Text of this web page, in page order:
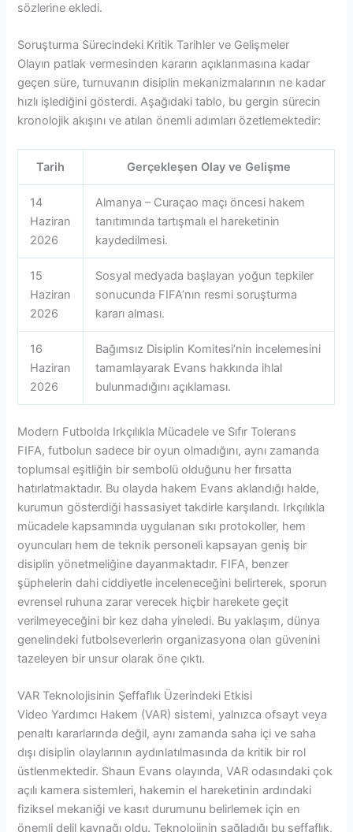
sözlerine ekledi.
Soruşturma Sürecindeki Kritik Tarihler ve Gelişmeler
Olayın patlak vermesinden kararın açıklanmasına kadar
geçen süre, turnuvanın disiplin mekanizmalarının ne kadar
hızlı işlediğini gösterdi. Aşağıdaki tablo, bu gergin sürecin
kronolojik akışını ve atılan önemli adımları özetlemektedir:
Tarih Gerçekleşen Olay ve Gelişme
14
Haziran
2026
Almanya – Curaçao maçı öncesi hakem
tanıtımında tartışmalı el hareketinin
kaydedilmesi.
15
Haziran
2026
Sosyal medyada başlayan yoğun tepkiler
sonucunda FIFA’nın resmi soruşturma
kararı alması.
16
Haziran
2026
Bağımsız Disiplin Komitesi’nin incelemesini
tamamlayarak Evans hakkında ihlal
bulunmadığını açıklaması.
Modern Futbolda Irkçılıkla Mücadele ve Sıfır Tolerans
FIFA, futbolun sadece bir oyun olmadığını, aynı zamanda
toplumsal eşitliğin bir sembolü olduğunu her fırsatta
hatırlatmaktadır. Bu olayda hakem Evans aklandığı halde,
kurumun gösterdiği hassasiyet takdirle karşılandı. Irkçılıkla
mücadele kapsamında uygulanan sıkı protokoller, hem
oyuncuları hem de teknik personeli kapsayan geniş bir
disiplin yönetmeliğine dayanmaktadır. FIFA, benzer
şüphelerin dahi ciddiyetle inceleneceğini belirterek, sporun
evrensel ruhuna zarar verecek hiçbir harekete geçit
verilmeyeceğini bir kez daha yineledi. Bu yaklaşım, dünya
genelindeki futbolseverlerin organizasyona olan güvenini
tazeleyen bir unsur olarak öne çıktı.
VAR Teknolojisinin Şeffaflık Üzerindeki Etkisi
Video Yardımcı Hakem (VAR) sistemi, yalnızca ofsayt veya
penaltı kararlarında değil, aynı zamanda saha içi ve saha
dışı disiplin olaylarının aydınlatılmasında da kritik bir rol
üstlenmektedir. Shaun Evans olayında, VAR odasındaki çok
açılı kamera sistemleri, hakemin el hareketinin ardındaki
fiziksel mekaniği ve kasıt durumunu belirlemek için en
önemli delil kaynağı oldu. Teknolojinin sağladığı bu şeffaflık,